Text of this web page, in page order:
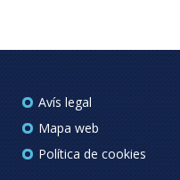
Avís legal
Mapa web
Política de cookies